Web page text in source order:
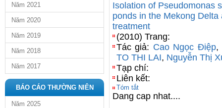
Năm 2021
Năm 2020
Năm 2019
Năm 2018
Năm 2017
BÁO CÁO THƯỜNG NIÊN
Năm 2025
Isolation of Pseudomonas
ponds in the Mekong
treatment
(2010) Trang:
Tác giả: Cao Ngọc Điệp,
TO THI LAI, Nguyễn Thị
Tạp chí:
Liên kết:
Tóm tắt
Dang cap nhat....